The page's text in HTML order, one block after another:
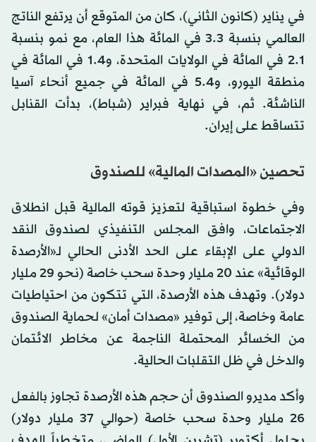
في يناير (كانون الثاني)، كان من المتوقع أن يرتفع الناتج
العالمي بنسبة 3.3 في المائة هذا العام، مع نمو بنسبة
2.1 في المائة في الولايات المتحدة، و1.4 في المائة في
منطقة اليورو، و5.4 في المائة في جميع أنحاء آسيا
الناشئة. ثم، في نهاية فبراير (شباط)، بدأت القنابل
تتساقط على إيران.
تحصين «المصدات المالية» للصندوق
وفي خطوة استباقية لتعزيز قوته المالية قبل انطلاق
الاجتماعات، وافق المجلس التنفيذي لصندوق النقد
الدولي على الإبقاء على الحد الأدنى الحالي لـ«الأرصدة
الوقائية» عند 20 مليار وحدة سحب خاصة (نحو 29 مليار
دولار). وتهدف هذه الأرصدة، التي تتكون من احتياطيات
عامة وخاصة، إلى توفير «مصدات أمان» لحماية الصندوق
من الخسائر المحتملة الناجمة عن مخاطر الائتمان
والدخل في ظل التقلبات الحالية.
وأكد مديرو الصندوق أن حجم هذه الأرصدة تجاوز بالفعل
26 مليار وحدة سحب خاصة (حوالي 37 مليار دولار)